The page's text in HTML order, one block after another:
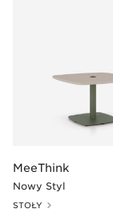
MeeThink
Nowy Styl
STOŁY